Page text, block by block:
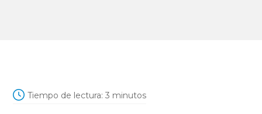
Tiempo de lectura: 3 minutos